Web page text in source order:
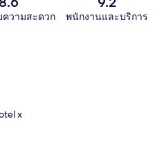
ความสะดวก พนักงานและบริการ
x